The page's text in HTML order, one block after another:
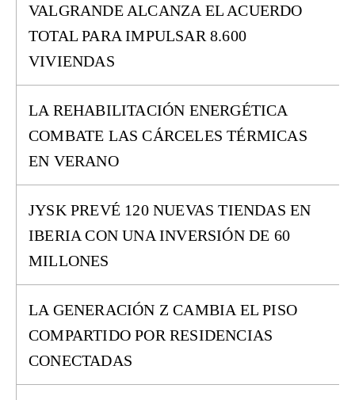
VALGRANDE ALCANZA EL ACUERDO
TOTAL PARA IMPULSAR 8.600
VIVIENDAS
LA REHABILITACIÓN ENERGÉTICA
COMBATE LAS CÁRCELES TÉRMICAS
EN VERANO
JYSK PREVÉ 120 NUEVAS TIENDAS EN
IBERIA CON UNA INVERSIÓN DE 60
MILLONES
LA GENERACIÓN Z CAMBIA EL PISO
COMPARTIDO POR RESIDENCIAS
CONECTADAS